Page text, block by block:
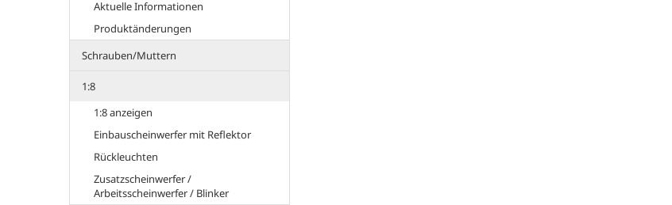
Aktuelle Informationen
Produktänderungen
Schrauben/Muttern
1:8
1:8 anzeigen
Einbauscheinwerfer mit Reflektor
Rückleuchten
Zusatzscheinwerfer /
Arbeitsscheinwerfer / Blinker